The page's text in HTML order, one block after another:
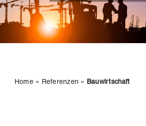
Home» Referenzen » Bauwirtschaft